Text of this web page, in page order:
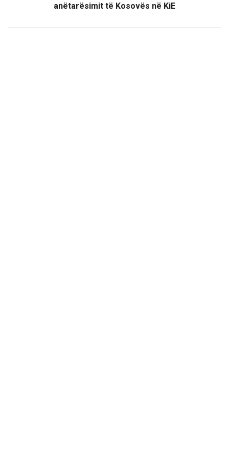
anëtarësimit të Kosovës në KiE